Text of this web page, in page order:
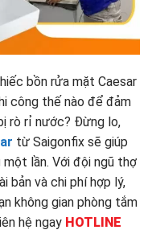
bồn rửa mặt Caesar
công thế nào để đảm
rò rỉ nước? Đừng lo,
từ Saigonfix sẽ giúp
lần. Với đội ngũ thợ
bản và chi phí hợp lý,
không gian phòng tắm
hệ ngay HOTLINE